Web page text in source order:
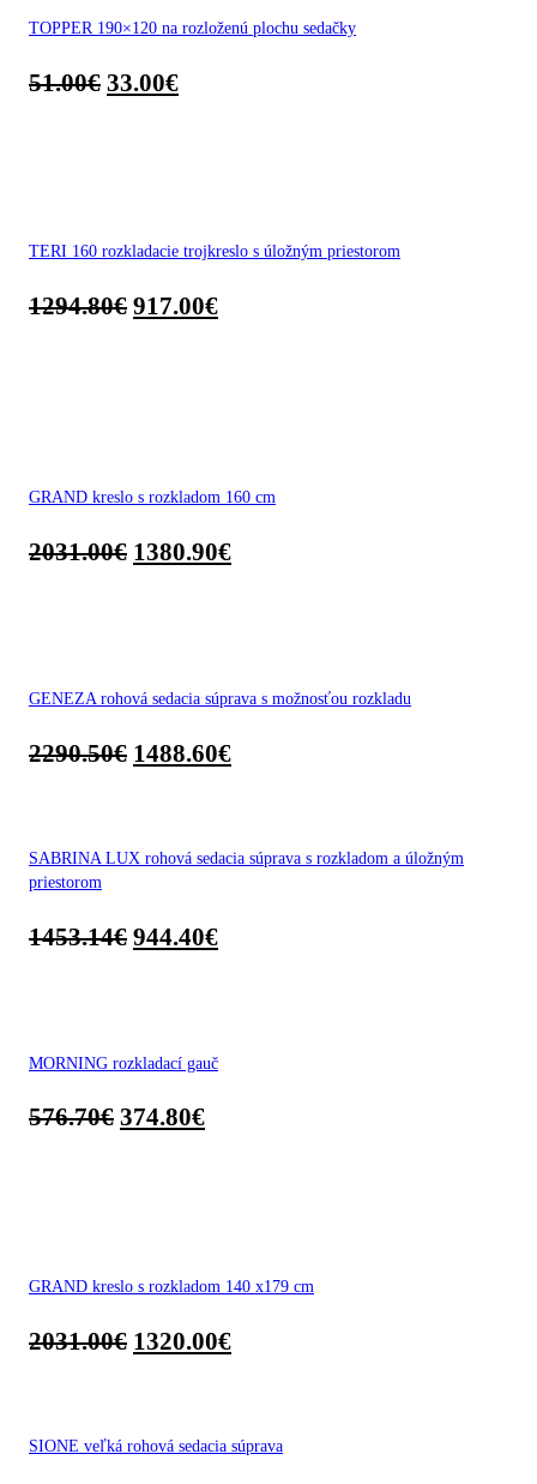
TOPPER 190×120 na rozloženú plochu sedačky
51.00€ 33.00€
TERI 160 rozkladacie trojkreslo s úložným priestorom
1294.80€ 917.00€
GRAND kreslo s rozkladom 160 cm
2031.00€ 1380.90€
GENEZA rohová sedacia súprava s možnosťou rozkladu
2290.50€ 1488.60€
SABRINA LUX rohová sedacia súprava s rozkladom a úložným
priestorom
1453.14€ 944.40€
MORNING rozkladací gauč
576.70€ 374.80€
GRAND kreslo s rozkladom 140 x179 cm
2031.00€ 1320.00€
SIONE veľká rohová sedacia súprava